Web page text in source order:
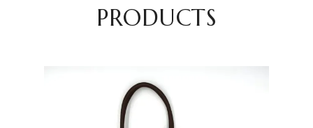
PRODUCTS